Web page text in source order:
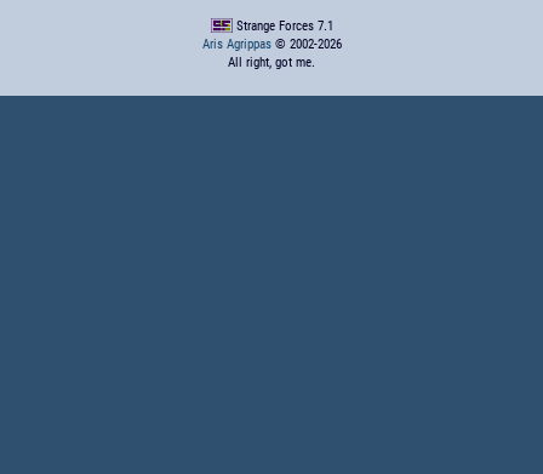
Strange Forces 7.1
Aris Agrippas© 2002-2026
All right, got me.